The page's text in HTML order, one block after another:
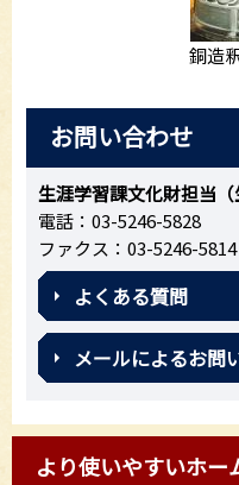
銅造
お問い合わせ
生涯学習課文化財担当（
電話：03-5246-5828
ファクス：03-5246-5814
よくある質問
メールによるお問
より使いやすいホ